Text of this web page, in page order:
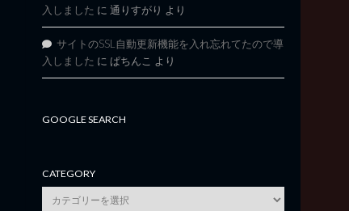
入しました に 通りすがり より
サイトのSSL自動更新機能を入れ忘れてたので導
入しました に ぱちんこ より
GOOGLE SEARCH
CATEGORY
category